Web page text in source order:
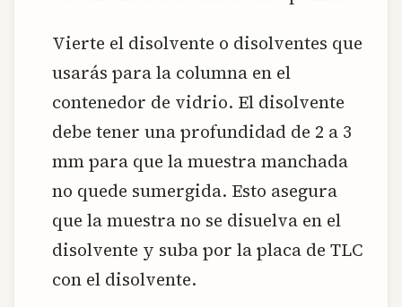
Vierte el disolvente o disolventes que
usarás para la columna en el
contenedor de vidrio. El disolvente
debe tener una profundidad de 2 a 3
mm para que la muestra manchada
no quede sumergida. Esto asegura
que la muestra no se disuelva en el
disolvente y suba por la placa de TLC
con el disolvente.